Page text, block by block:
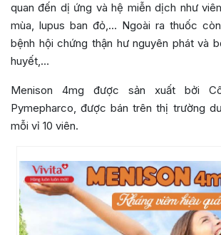
quan đến dị ứng và hệ miễn dịch như
mùa, lupus ban đỏ,… Ngoài ra thuốc
bệnh hội chứng thận hư nguyên phát và
huyết,…
Menison 4mg được sản xuất bởi
Pymepharco, được bán trên thị trường
mỗi vỉ 10 viên.